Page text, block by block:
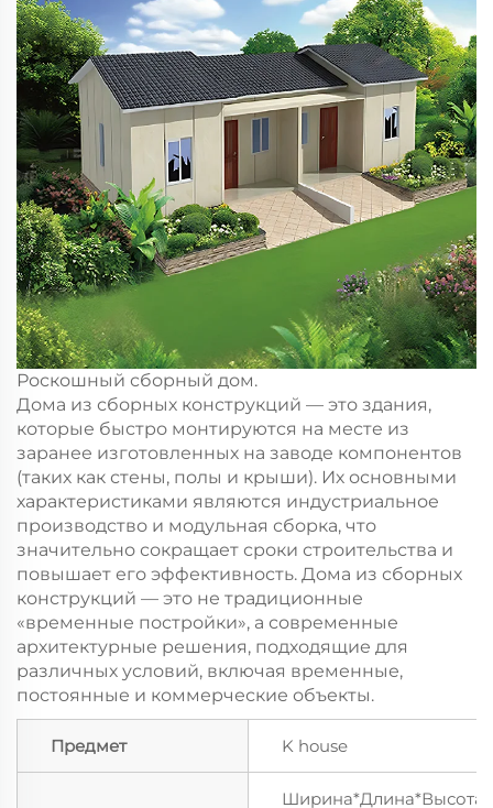
Роскошный сборный дом.
Дома из сборных конструкций — это здания,
которые быстро монтируются на месте из
заранее изготовленных на заводе компонентов
(таких как стены, полы и крыши). Их основными
характеристиками являются индустриальное
производство и модульная сборка, что
значительно сокращает сроки строительства и
повышает его эффективность. Дома из сборных
конструкций — это не традиционные
«временные постройки», а современные
архитектурные решения, подходящие для
различных условий, включая временные,
постоянные и коммерческие объекты.
Предмет K house